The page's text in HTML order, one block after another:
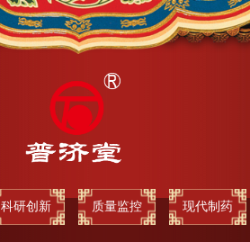
科研创新 质量监控 现代制药